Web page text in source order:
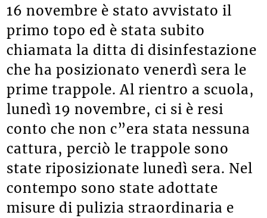
16 novembre è stato avvistato il
primo topo ed è stata subito
chiamata la ditta di disinfestazione
che ha posizionato venerdì sera le
prime trappole. Al rientro a scuola,
lunedì 19 novembre, ci si è resi
conto che non c”era stata nessuna
cattura, perciò le trappole sono
state riposizionate lunedì sera. Nel
contempo sono state adottate
misure di pulizia straordinaria e